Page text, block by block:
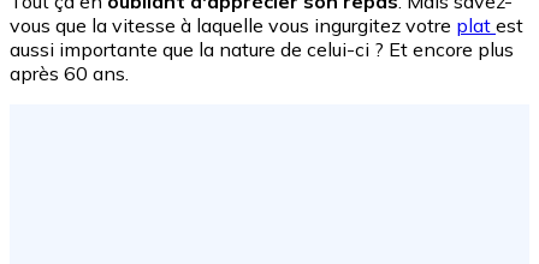
vous que la vitesse à laquelle vous ingurgitez votre plat est
aussi importante que la nature de celui-ci ? Et encore plus
après 60 ans.